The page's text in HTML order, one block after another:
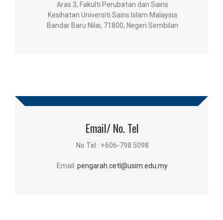
Aras 3, Fakulti Perubatan dan Sains
Kesihatan Universiti Sains Islam Malaysia
Bandar Baru Nilai, 71800, Negeri Sembilan
Email/ No. Tel
No Tel : +606-798 5098
Email: pengarah.cetl@usim.edu.my